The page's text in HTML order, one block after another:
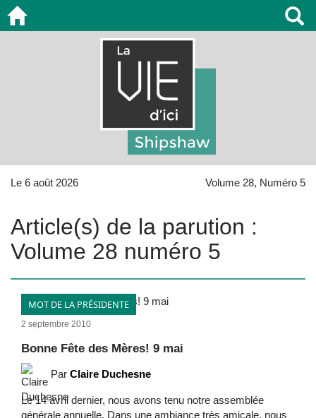
Le 6 août 2026 Volume 28, Numéro 5
Article(s) de la parution :
Volume 28 numéro 5
MOT DE LA PRÉSIDENTE
2 septembre 2010
Bonne Fête des Mères! 9 mai
Par Claire Duchesne
Le 14 avril dernier, nous avons tenu notre assemblée
générale annuelle. Dans une ambiance très amicale, nous